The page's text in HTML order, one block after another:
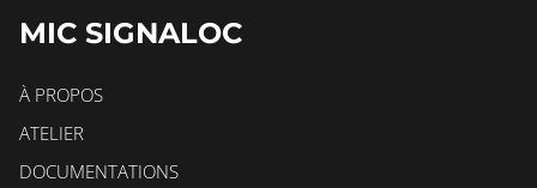
MIC SIGNALOC
À PROPOS
ATELIER
DOCUMENTATIONS